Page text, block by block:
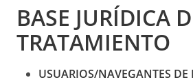
BASE JURÍDICA
TRATAMIENTO
USUARIOS/NAVEGANTES